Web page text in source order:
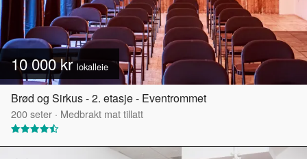
10 000 krlokalleie
Brød og Sirkus - 2. etasje - Eventrommet
200seter · Medbrakt mat tillatt